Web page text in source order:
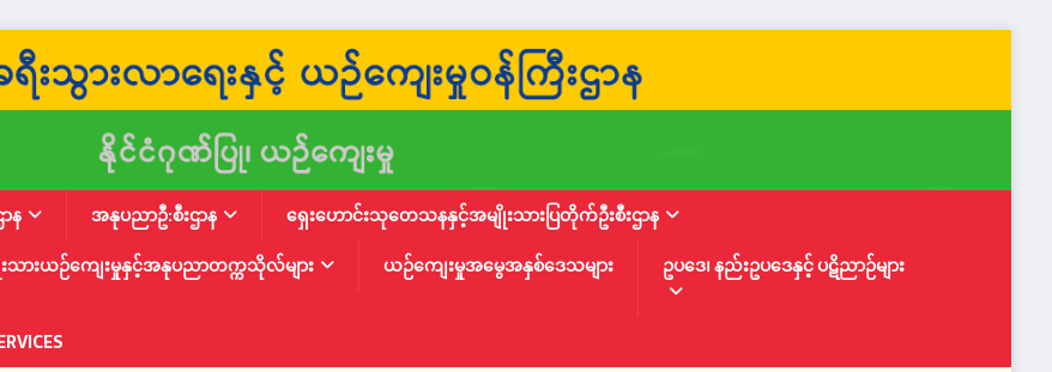
န အနုပညာဦ:စီးဌာန
ရှေးဟောင်းသုတေသနနှင့်အမျိုးသားပြတိုက်ဦးစီးဌာန
သားယဉ်ကျေးမှုနှင့်အနုပညာတက္ကသိုလ်များ ယဉ်ကျေးမှုအမွေအနှစ်ဒေသများ ဥပဒေ၊ နည်းဥပဒေနှင့် ပဋိညာဉ်များ